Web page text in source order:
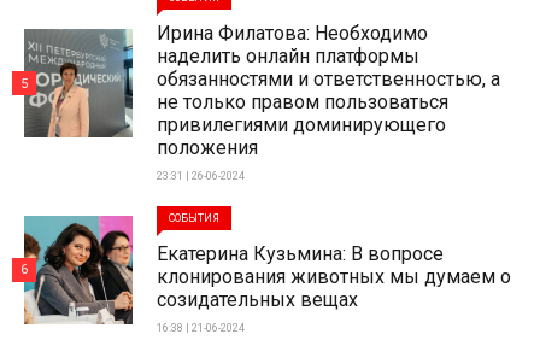
Ирина Филатова: Необходимо
наделить онлайн платформы
обязанностями и ответственностью, а
не только правом пользоваться
привилегиями доминирующего
положения
23:31 | 26-06-2024
5
СОБЫТИЯ
Екатерина Кузьмина: В вопросе
клонирования животных мы думаем о
созидательных вещах
16:38 | 21-06-2024
6